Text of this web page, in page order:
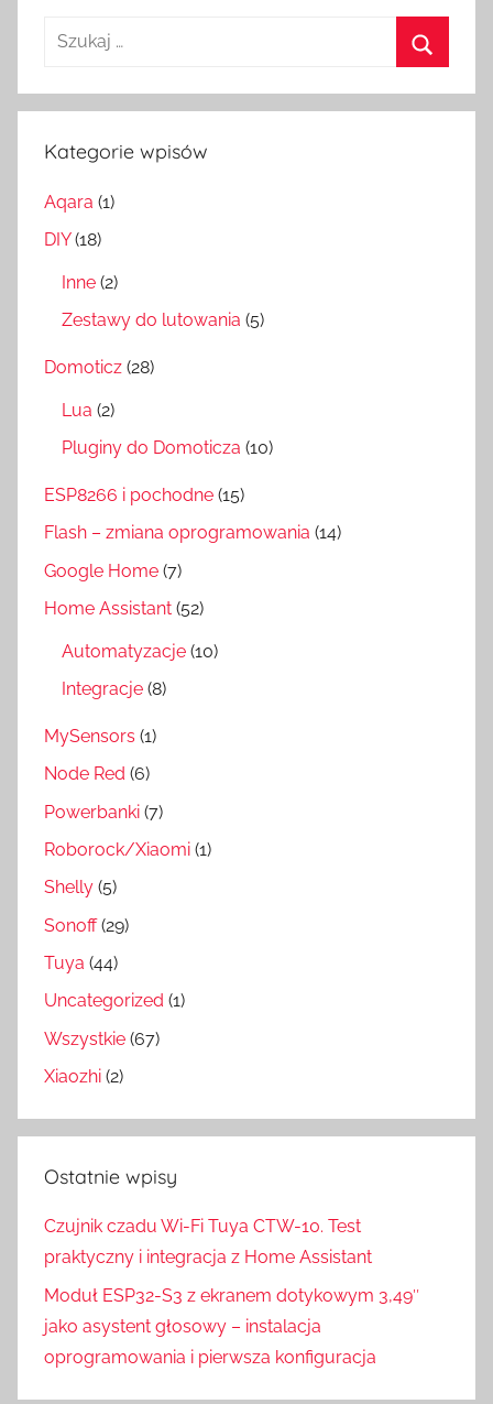
Szukaj:
Kategorie wpisów
Aqara (1)
DIY(18)
Inne (2)
Zestawy do lutowania (5)
Domoticz (28)
Lua (2)
Pluginy do Domoticza (10)
ESP8266 i pochodne (15)
Flash – zmiana oprogramowania (14)
Google Home (7)
Home Assistant (52)
Automatyzacje (10)
Integracje (8)
MySensors (1)
Node Red (6)
Powerbanki (7)
Roborock/Xiaomi (1)
Shelly (5)
Sonoff(29)
Tuya (44)
Uncategorized (1)
Wszystkie (67)
Xiaozhi (2)
Ostatnie wpisy
Czujnik czadu Wi-Fi Tuya CTW-10. Test
praktyczny i integracja z Home Assistant
Moduł ESP32-S3 z ekranem dotykowym 3,49″
jako asystent głosowy – instalacja
oprogramowania i pierwsza konfiguracja